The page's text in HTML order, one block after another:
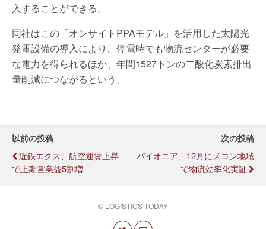
入することができる。
同社はこの「オンサイトPPAモデル」を活用した太陽光
発電設備の導入により、停電時でも物流センターが必要
な電力を得られるほか、年間1527トンの二酸化炭素排出
量削減につながるという。
以前の投稿
近鉄エクス、航空運賃上昇
で上期営業益5割増
次の投稿
パイオニア、12月にメコン地域
で物流効率化実証
© LOGISTICS TODAY